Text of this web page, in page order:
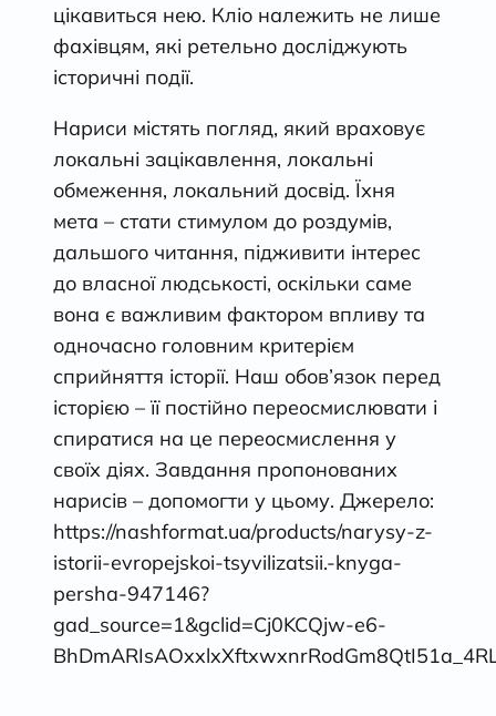
цікавиться нею. Кліо належить не лише
фахівцям, які ретельно досліджують
історичні події.
Нариси містять погляд, який враховує
локальні зацікавлення, локальні
обмеження, локальний досвід. Їхня
мета – стати стимулом до роздумів,
дальшого читання, підживити інтерес
до власної людськості, оскільки саме
вона є важливим фактором впливу та
одночасно головним критерієм
сприйняття історії. Наш обов’язок перед
історією – її постійно переосмислювати і
спиратися на це переосмислення у
своїх діях. Завдання пропонованих
нарисів – допомогти у цьому. Джерело:
https://nashformat.ua/products/narysy-z-
istorii-evropejskoi-tsyvilizatsii.-knyga-
persha-947146?
gad_source=1&gclid=Cj0KCQjw-e6-